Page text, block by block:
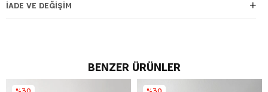
İADE VE DEĞIŞIM
BENZER ÜRÜNLER